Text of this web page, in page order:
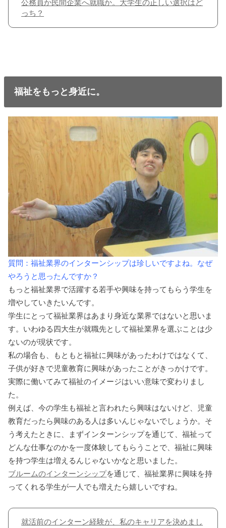
公務員か民間企業へ就職か。大学生の正しい選択はど
っち？
福祉をもっと身近に。
質問：福祉業界のインターンシップは珍しいですよね。なぜ
やろうと思ったんですか？
もっと福祉業界で活躍する若手や興味を持ってもらう学生を
増やしていきたいんです。
学生にとって福祉業界はあまり身近な業界ではないと思いま
す。いわゆる四大生が就職先として福祉業界を選ぶことは少
ないのが現状です。
私の場合も、もともと福祉に興味があったわけではなくて、
子供が好きで児童教育に興味があったことがきっかけです。
実際に働いてみて福祉のイメージはいい意味で変わりまし
た。
例えば、今の学生も福祉と言われたら興味はないけど、児童
教育だったら興味のある人は多いんじゃないでしょうか。そ
う考えたときに、まずインターンシップを通じて、福祉って
どんな仕事なのかを一度体験してもらうことで、福祉に興味
を持つ学生は増えるんじゃないかなと思いました。
ブルームのインターンシップを通じて、福祉業界に興味を持
ってくれる学生が一人でも増えたら嬉しいですね。
就活前のインターン経験が、私のキャリアを決めまし